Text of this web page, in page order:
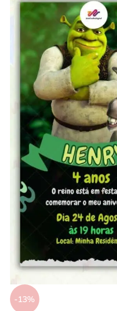
-13%